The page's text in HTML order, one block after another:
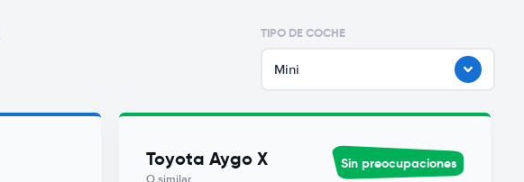
TIPO DE COCHE
Mini
Toyota Aygo X Sin preocupaciones